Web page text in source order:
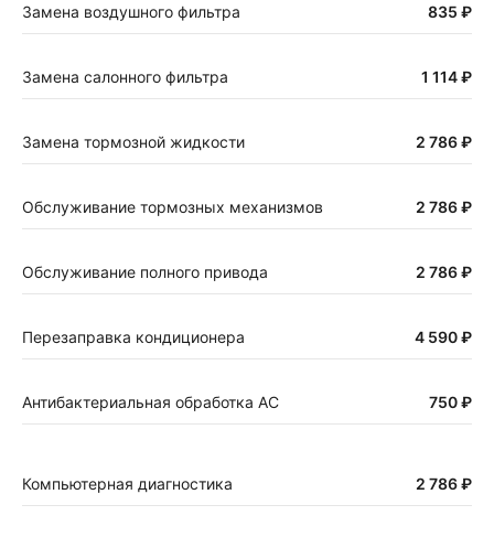
Замена воздушного фильтра 835 ₽
Замена салонного фильтра 1 114 ₽
Замена тормозной жидкости 2 786 ₽
Обслуживание тормозных механизмов 2 786 ₽
Обслуживание полного привода 2 786 ₽
Перезаправка кондиционера 4 590 ₽
Антибактериальная обработка АС 750 ₽
Компьютерная диагностика 2 786 ₽